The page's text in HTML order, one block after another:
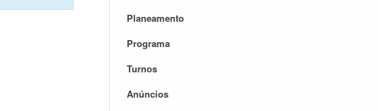
Planeamento
Programa
Turnos
Anúncios